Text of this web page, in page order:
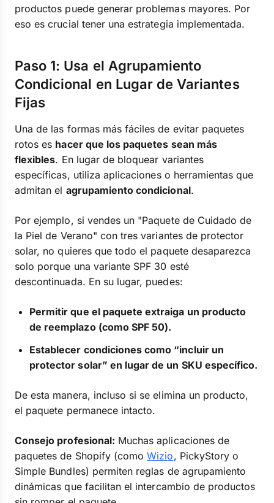
productos puede generar problemas mayores. Por
eso es crucial tener una estrategia implementada.
Paso 1: Usa el Agrupamiento
Condicional en Lugar de Variantes
Fijas
Una de las formas más fáciles de evitar paquetes
rotos es hacer que los paquetes sean más
flexibles. En lugar de bloquear variantes
específicas, utiliza aplicaciones o herramientas que
admitan el agrupamiento condicional.
Por ejemplo, si vendes un "Paquete de Cuidado de
la Piel de Verano" con tres variantes de protector
solar, no quieres que todo el paquete desaparezca
solo porque una variante SPF 30 esté
descontinuada. En su lugar, puedes:
Permitir que el paquete extraiga un producto
de reemplazo (como SPF 50).
Establecer condiciones como “incluir un
protector solar” en lugar de un SKU específico.
De esta manera, incluso si se elimina un producto,
el paquete permanece intacto.
Consejo profesional: Muchas aplicaciones de
paquetes de Shopify (comoWizio, PickyStory o
Simple Bundles) permiten reglas de agrupamiento
dinámicas que facilitan el intercambio de productos